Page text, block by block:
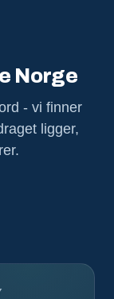
Norge
- vi finner
ligger,